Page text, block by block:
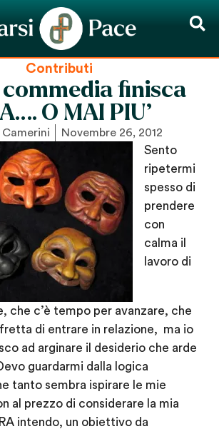
Contributi
commedia finisca
O MAI PIU’
Novembre 26, 2012
Sento
ripetermi
spesso di
prendere
con
calma il
lavoro di
che c’è tempo per avanzare, che
di entrare in relazione, ma io
ad arginare il desiderio che arde
guardarmi dalla logica
tanto sembra ispirare le mie
al prezzo di considerare la mia
intendo, un obiettivo da